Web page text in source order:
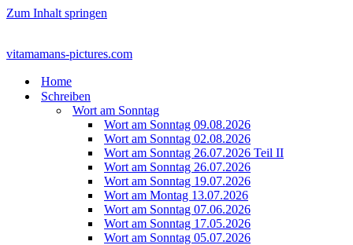
Zum Inhalt springen
vitamamans-pictures.com
Home
Schreiben
Wort am Sonntag
Wort am Sonntag 09.08.2026
Wort am Sonntag 02.08.2026
Wort am Sonntag 26.07.2026 Teil II
Wort am Sonntag 26.07.2026
Wort am Sonntag 19.07.2026
Wort am Montag 13.07.2026
Wort am Sonntag 07.06.2026
Wort am Sonntag 17.05.2026
Wort am Sonntag 05.07.2026